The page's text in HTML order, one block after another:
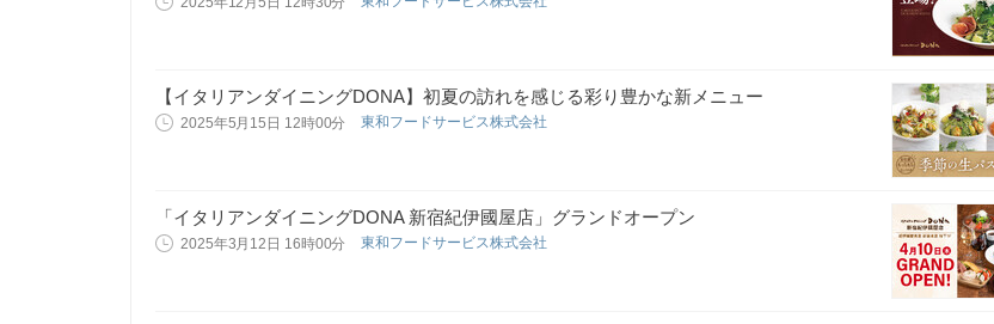
【イタリアンダイニングDONA】初夏の訪れを感じる彩り豊かな新メニュー
2025年5月15日 12時00分 東和フードサービス株式会社
「イタリアンダイニングDONA 新宿紀伊國屋店」グランドオープン
2025年3月12日 16時00分 東和フードサービス株式会社